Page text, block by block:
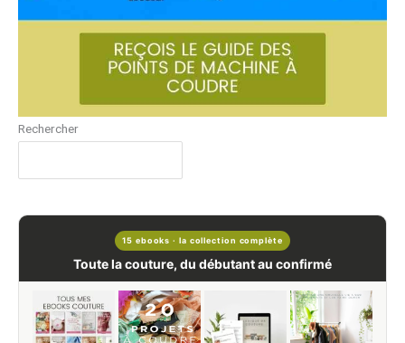
Rechercher
15 ebooks · la collection complète
Toute la couture, du débutant au confirmé